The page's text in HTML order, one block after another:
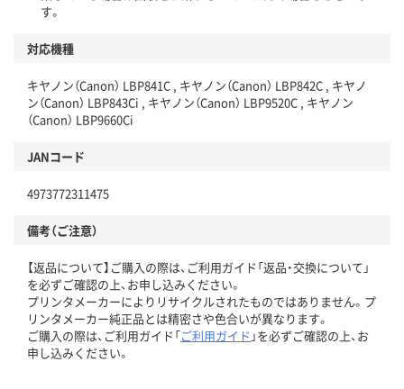
す。
対応機種
キヤノン（Canon） LBP841C , キヤノン（Canon） LBP842C , キヤノ
ン（Canon） LBP843Ci , キヤノン（Canon） LBP9520C , キヤノン
（Canon） LBP9660Ci
JANコード
4973772311475
備考（ご注意）
【返品について】ご購入の際は、ご利用ガイド「返品・交換について」
を必ずご確認の上、お申し込みください。
プリンタメーカーによりリサイクルされたものではありません。プ
リンタメーカー純正品とは精密さや色合いが異なります。
ご購入の際は、ご利用ガイド「ご利用ガイド 」を必ずご確認の上、お
申し込みください。